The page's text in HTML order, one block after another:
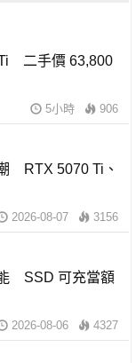
二手價 63,800
5小時 906
RTX 5070 Ti、
2026-08-07 3156
SSD 可充當額
2026-08-06 4327